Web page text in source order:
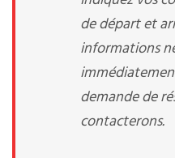
de départ et
informations
demande de
contacterons.